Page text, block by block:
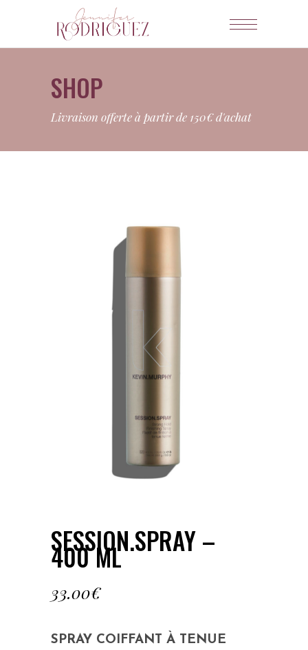
SHOP
Livraison offerte à partir de 150€ d'achat
SESSION.SPRAY –
400 ML
33.00€
SPRAY COIFFANT À TENUE